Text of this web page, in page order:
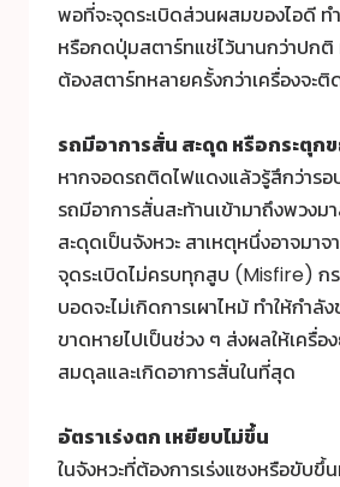
พอที่จะจุดระเบิดส่วนผสมของไอดี
หรือกดปุ่มสตาร์ทแช่ไว้นานกว่าปกติ
ต้องสตาร์ทหลายครั้งกว่าเครื่องจะติ
รถมีอาการสั่น สะดุด หรือกระตุก
หากจอดรถติดไฟแดงแล้วรู้สึกว่ารอ
รถมีอาการสั่นสะท้านเข้ามาถึงพวงม
สะดุดเป็นจังหวะ สาเหตุหนึ่งอาจมา
จุดระเบิดไม่ครบทุกสูบ (Misfire) ก
บอดจะไม่เกิดการเผาไหม้ ทำให้กำลั
ขาดหายไปเป็นช่วง ๆ ส่งผลให้เครื่อ
สมดุลและเกิดอาการสั่นในที่สุด
อัตราเร่งตก เหยียบไม่ขึ้น
ในจังหวะที่ต้องการเร่งแซงหรือขับขึ้